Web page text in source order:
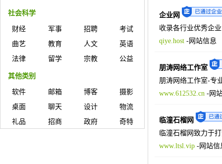
社会科学
财经 军事 招聘
考试
曲艺
教育 人文
英语
法律
留学 宗教 公益
其他类别
软件 邮箱 博客
摄影
桌面
聊天 设计
物流
礼品
招商 政府 奇特
企业网
收录各行业优秀企
qiye.host-网站信息
朋涛网络工作室
朋涛网络工作室-专
www.612532.cn-网
临潼石榴网
临潼石榴网致力于
www.ltsl.vip-网站信